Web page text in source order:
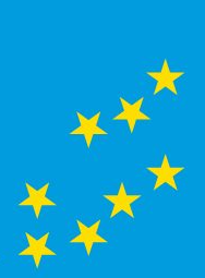
avec Xe